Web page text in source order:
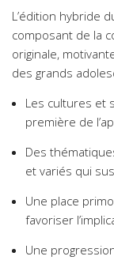
L’édition hybride
composant de la
originale,
des grands
Les cultures et
première de
Des
et variés qui
Une place
favoriser
Une